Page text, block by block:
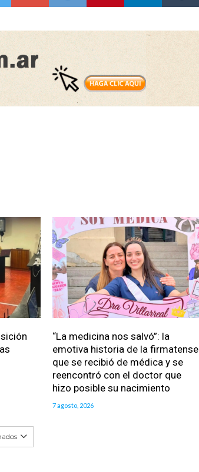
“La medicina nos salvó”: la
emotiva historia de la firmatense
que se recibió de médica y se
reencontró con el doctor que
hizo posible su nacimiento
7 agosto, 2026